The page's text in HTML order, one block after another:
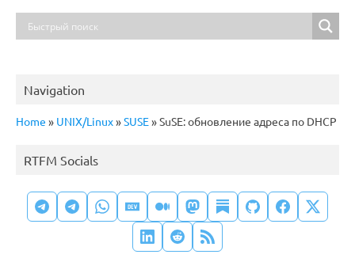
Navigation
Home » UNIX/Linux»SUSE»SuSE: обновление адреса по DHCP
RTFM Socials